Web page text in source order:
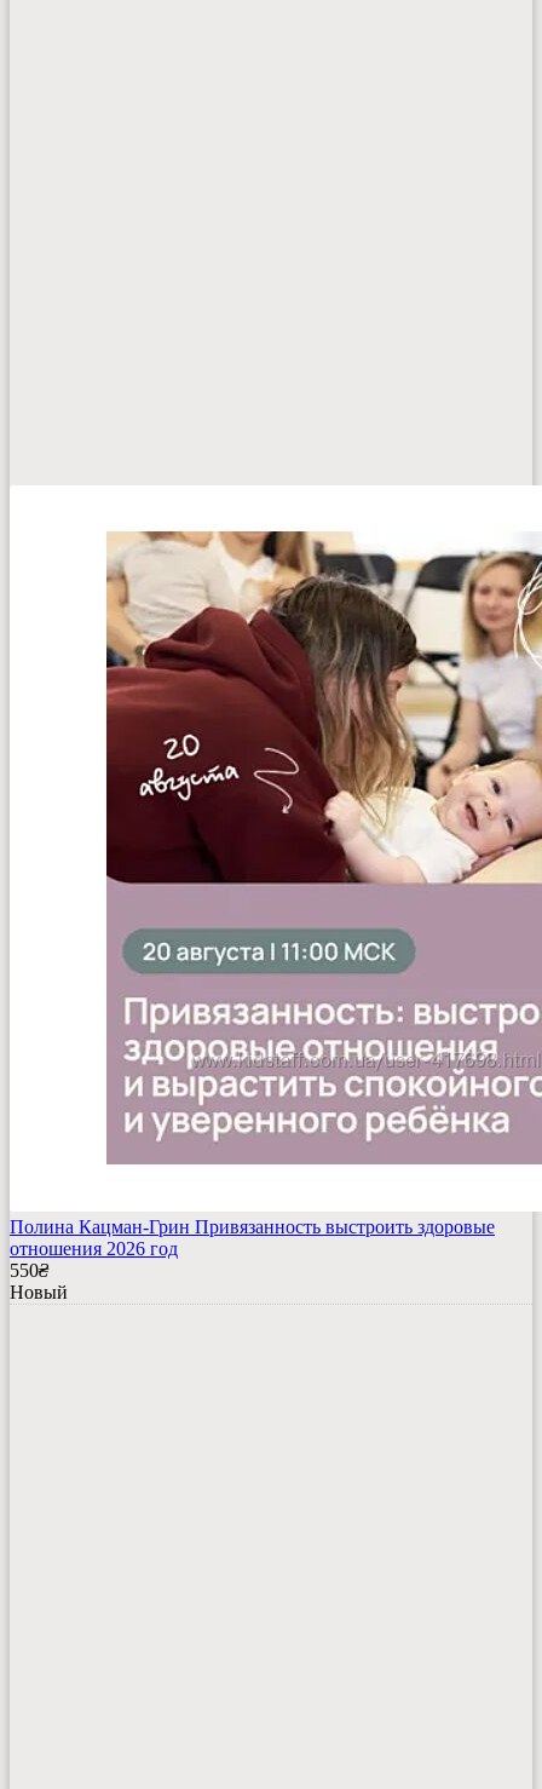
Полина Кацман-Грин Привязанность выстроить здоровые
отношения 2026 год
550₴
Новый